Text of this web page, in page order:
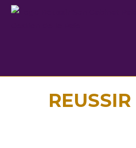
REUSSIR